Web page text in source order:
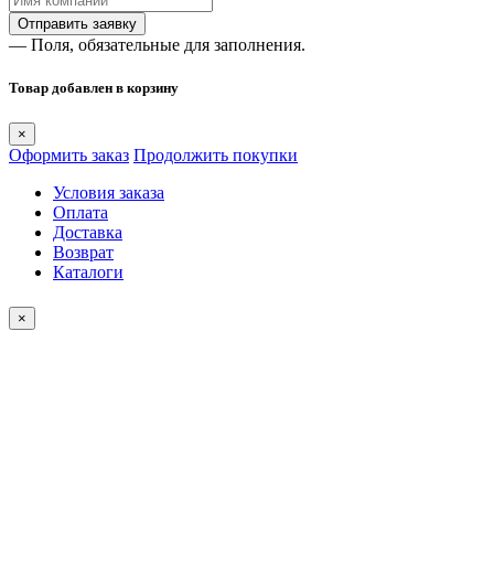
— Поля, обязательные для заполнения.
Товар добавлен в корзину
×
Оформить заказ Продолжить покупки
Условия заказа
Оплата
Доставка
Возврат
Каталоги
×